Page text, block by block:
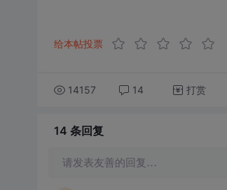
给本帖投票
14157 14 打赏
14 条回复
请发表友善的回复…